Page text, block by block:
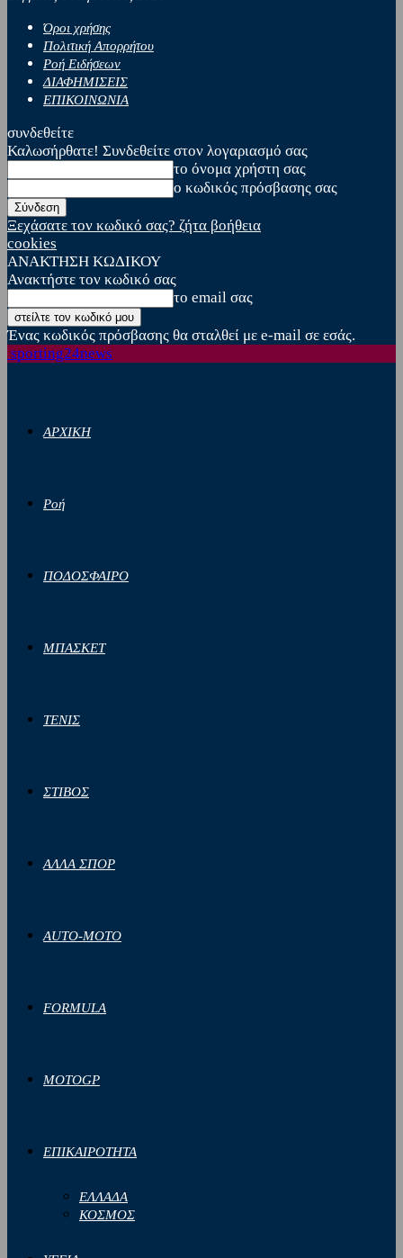
Όροι χρήσης
Πολιτική Απορρήτου
Ροή Ειδήσεων
ΔΙΑΦΗΜΙΣΕΙΣ
ΕΠΙΚΟΙΝΩΝΙΑ
συνδεθείτε
Καλωσήρθατε! Συνδεθείτε στον λογαριασμό σας
το όνομα χρήστη σας
ο κωδικός πρόσβασης σας
Ξεχάσατε τον κωδικό σας? ζήτα βοήθεια
cookies
ΑΝΑΚΤΗΣΗ ΚΩΔΙΚΟΥ
Ανακτήστε τον κωδικό σας
το email σας
Ένας κωδικός πρόσβασης θα σταλθεί με e-mail σε εσάς.
sporting24news
ΑΡΧΙΚΗ
Ροή
ΠΟΔΟΣΦΑΙΡΟ
ΜΠΑΣΚΕΤ
ΤΕΝΙΣ
ΣΤΙΒΟΣ
ΑΛΛΑ ΣΠΟΡ
AUTO-MOTO
FORMULA
MOTOGP
ΕΠΙΚΑΙΡΟΤΗΤΑ
ΕΛΛΑΔΑ
ΚΟΣΜΟΣ